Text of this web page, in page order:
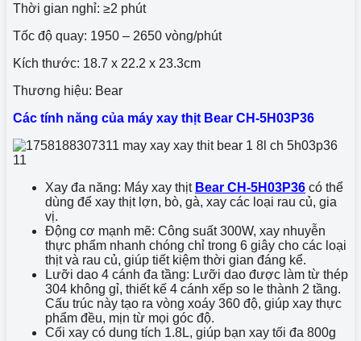
Thời gian nghỉ: ≥2 phút
Tốc độ quay: 1950 – 2650 vòng/phút
Kích thước: 18.7 x 22.2 x 23.3cm
Thương hiệu: Bear
Các tính năng của máy xay thịt Bear CH-5H03P36
Xay đa năng: Máy xay thịt Bear CH-5H03P36 có thể
dùng để xay thịt lợn, bò, gà, xay các loại rau củ, gia
vị.
Động cơ mạnh mẽ: Công suất 300W, xay nhuyễn
thực phẩm nhanh chóng chỉ trong 6 giây cho các loại
thịt và rau củ, giúp tiết kiệm thời gian đáng kể.
Lưỡi dao 4 cánh đa tầng: Lưỡi dao được làm từ thép
304 không gỉ, thiết kế 4 cánh xếp so le thành 2 tầng.
Cấu trúc này tạo ra vòng xoáy 360 độ, giúp xay thực
phẩm đều, mịn từ mọi góc độ.
Cối xay có dung tích 1.8L, giúp bạn xay tối đa 800g